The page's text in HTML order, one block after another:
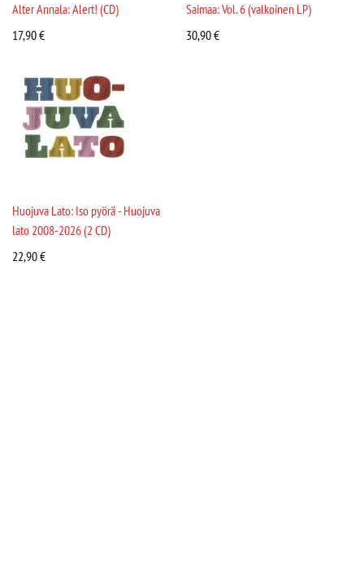
Alter Annala: Alert! (CD)
17,90€
Saimaa: Vol. 6 (valkoinen LP)
30,90€
Huojuva Lato: Iso pyörä - Huojuva
lato 2008-2026 (2 CD)
22,90€